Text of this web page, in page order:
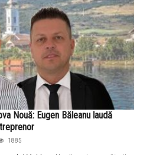
Nouă: Eugen Băleanu laudă
1885